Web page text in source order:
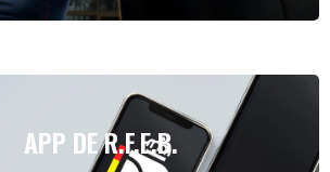
APP DE R.F.E.B.